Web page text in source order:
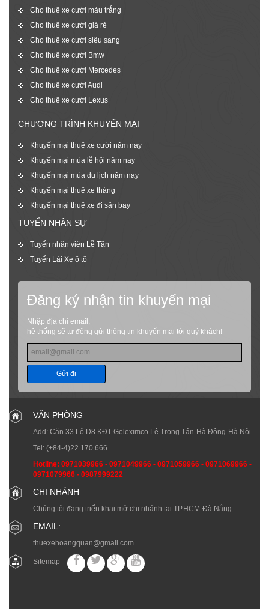
Cho thuê xe cưới màu trắng
Cho thuê xe cưới giá rẻ
Cho thuê xe cưới siêu sang
Cho thuê xe cưới Bmw
Cho thuê xe cưới Mercedes
Cho thuê xe cưới Audi
Cho thuê xe cưới Lexus
CHƯƠNG TRÌNH KHUYẾN MẠI
Khuyến mại thuê xe cưới năm nay
Khuyến mại mùa lễ hội năm nay
Khuyến mại mùa du lịch năm nay
Khuyến mại thuê xe tháng
Khuyến mại thuê xe đi sân bay
TUYỂN NHÂN SỰ
Tuyển nhân viên Lễ Tân
Tuyển Lái Xe ô tô
Đăng ký nhận tin khuyến mại
Nhập địa chỉ email,
hệ thống sẽ tự động gửi thông tin khuyến mại tới quý khách!
Gửi đi
VĂN PHÒNG
Add: Căn 33 Lô D8 KĐT Geleximco Lê Trọng Tấn-Hà Đông-Hà Nội
Tel: (+84-4)22.170.666
Hotline: 0971039966 - 0971049966 - 0971059966 - 0971069966 -
0971079966 - 0987999222
CHI NHÁNH
Chúng tôi đang triển khai mở chi nhánh tại TP.HCM-Đà Nẵng
EMAIL:
thuexehoangquan@gmail.com
Sitemap